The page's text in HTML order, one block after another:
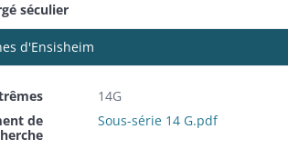
séculier
d'Ensisheim
14G
de
Sous-série 14 G.pdf